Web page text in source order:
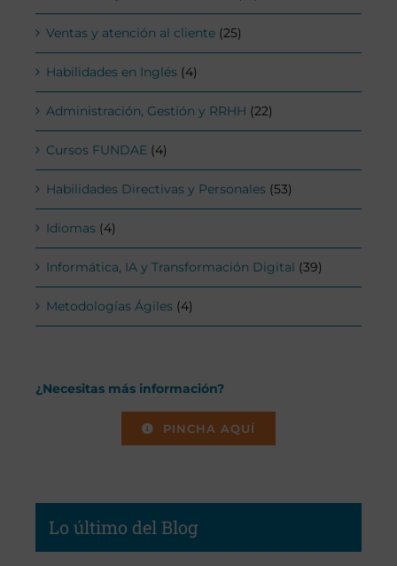
Ventas y atención al cliente (25)
Habilidades en Inglés (4)
Administración, Gestión y RRHH (22)
Cursos FUNDAE (4)
Habilidades Directivas y Personales (53)
Idiomas (4)
Informática, IA y Transformación Digital (39)
Metodologías Ágiles (4)
¿Necesitas más información?
PINCHA AQUÍ
Lo último del Blog